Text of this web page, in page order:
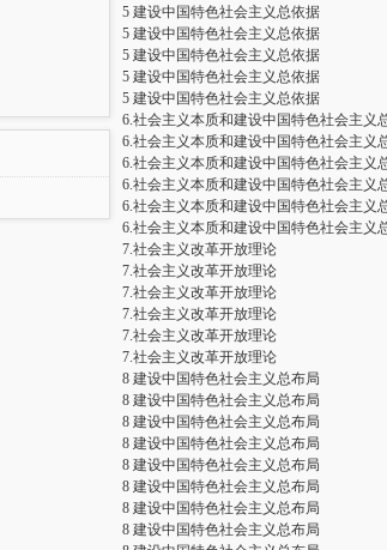
5 建设中国特色社会主义总依据
5 建设中国特色社会主义总依据
5 建设中国特色社会主义总依据
5 建设中国特色社会主义总依据
5 建设中国特色社会主义总依据
6.社会主义本质和建设中国特色社会主义
6.社会主义本质和建设中国特色社会主义
6.社会主义本质和建设中国特色社会主义
6.社会主义本质和建设中国特色社会主义
6.社会主义本质和建设中国特色社会主义
6.社会主义本质和建设中国特色社会主义
7.社会主义改革开放理论
7.社会主义改革开放理论
7.社会主义改革开放理论
7.社会主义改革开放理论
7.社会主义改革开放理论
7.社会主义改革开放理论
8 建设中国特色社会主义总布局
8 建设中国特色社会主义总布局
8 建设中国特色社会主义总布局
8 建设中国特色社会主义总布局
8 建设中国特色社会主义总布局
8 建设中国特色社会主义总布局
8 建设中国特色社会主义总布局
8 建设中国特色社会主义总布局